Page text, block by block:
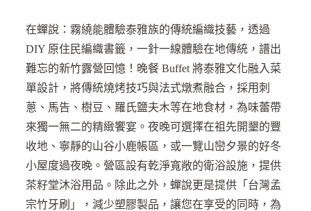
在蟬說：霧繞能體驗泰雅族的傳統編織技藝，透過
DIY 原住民編織書籤，一針一線體驗在地傳統，譜出
難忘的新竹露營回憶！晚餐 Buffet 將泰雅文化融入菜
單設計，將傳統燒烤技巧與法式燉煮融合，採用刺
蔥、馬告、樹豆、羅氏鹽夫木等在地食材，為味蕾帶
來獨一無二的精緻饗宴。夜晚可選擇在祖先開墾的豐
收地、寧靜的山谷小鹿帳區，或一覽山巒夕景的好冬
小屋度過夜晚。營區設有乾淨寬敞的衛浴設施，提供
茶籽堂沐浴用品。除此之外，蟬說更是提供「台灣孟
宗竹牙刷」，減少塑膠製品，讓您在享受的同時，為